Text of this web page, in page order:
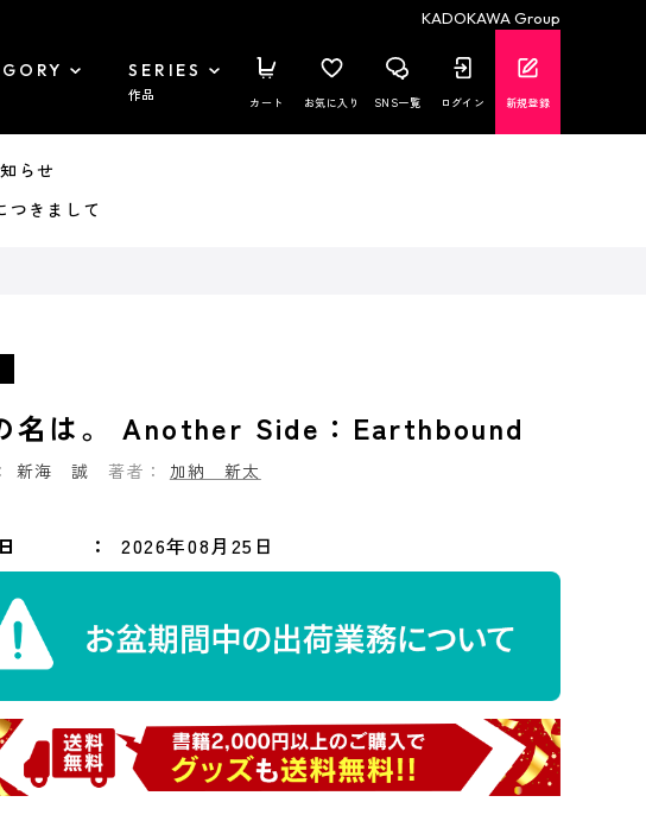
KADOKAWA Group
SERIES
作品 カート お気に入り SNS一覧 ログイン 新規登録
らせ
きまして
名は。 Another Side：Earthbound
新海 誠 著者： 加納 新太
2026年08月25日